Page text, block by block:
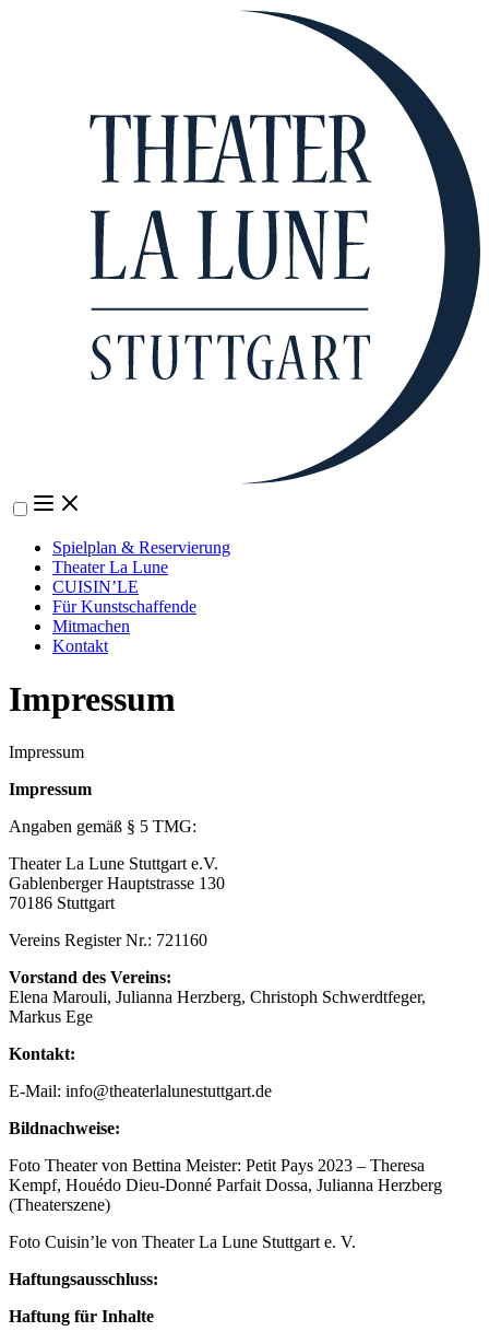
Spielplan & Reservierung
Theater La Lune
CUISIN’LE
Für Kunstschaffende
Mitmachen
Kontakt
Impressum
Impressum
Impressum
Angaben gemäß § 5 TMG:
Theater La Lune Stuttgart e.V.
Gablenberger Hauptstrasse 130
70186 Stuttgart
Vereins Register Nr.: 721160
Vorstand des Vereins:
Elena Marouli, Julianna Herzberg, Christoph Schwerdtfeger,
Markus Ege
Kontakt:
E-Mail: info@theaterlalunestuttgart.de
Bildnachweise:
Foto Theater von Bettina Meister: Petit Pays 2023 – Theresa
Kempf, Houédo Dieu-Donné Parfait Dossa, Julianna Herzberg
(Theaterszene)
Foto Cuisin’le von Theater La Lune Stuttgart e. V.
Haftungsausschluss:
Haftung für Inhalte